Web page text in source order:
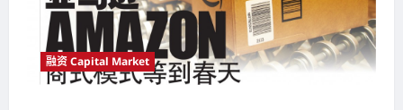
融资 Capital Market